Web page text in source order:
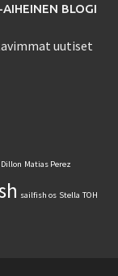
BLOGI
uutiset
Dillon Matias Perez
sailfish os Stella TOH